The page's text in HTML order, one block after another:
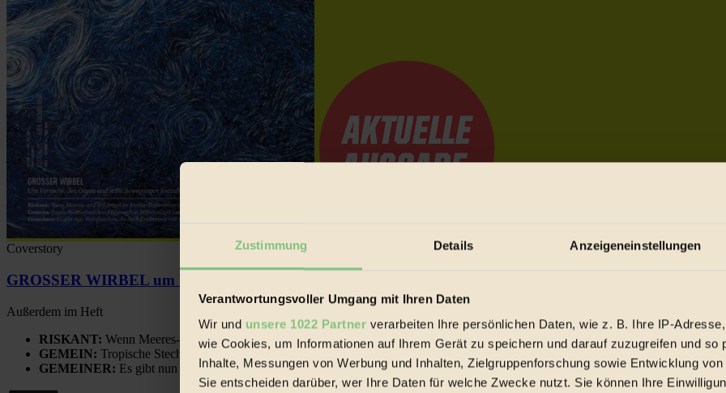
Zustimmung Details Anzeigeneinstellungen
Verantwortungsvoller Umgang mit Ihren Daten
Wir und unsere 1022 Partner verarbeiten Ihre persönlichen Daten, wie z. B. Ihre IP-
wie Cookies, um Informationen auf Ihrem Gerät zu speichern und darauf zuzugreifen und so
Inhalte, Messungen von Werbung und Inhalten, Zielgruppenforschung sowie Entwicklung
Sie entscheiden darüber, wer Ihre Daten für welche Zwecke nutzt. Sie können Ihre
Coverstory
GROSSER WIRBEL um Versuche, den Ozean und seine Bewegungen festzuhalten.
Außerdem im Heft
RISKANT: Wenn Meeres- und Wildvögel im Freilandhühnerbetrieb vorbeischauen.
GEMEIN: Tropische Stechmücken fühlen sich in Mitteleuropa inziwschen oft zu Hause.
GEMEINER: Es gibt nun Weinflaschen, die nach Entleerung voll wieder zu dir zurückkommen.